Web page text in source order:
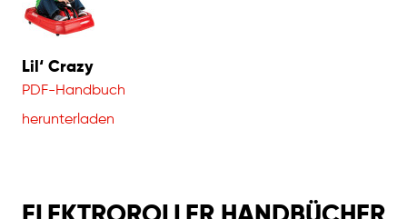
Lil‘ Crazy
PDF-Handbuch
herunterladen